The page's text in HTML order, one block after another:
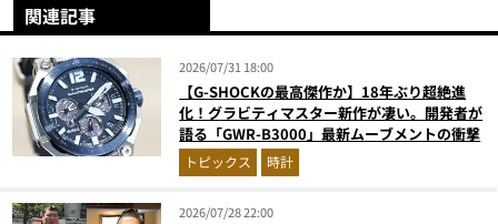
関連記事
2026/07/31 18:00
【G-SHOCKの最高傑作か】18年ぶり超絶進
化！グラビティマスター新作が凄い。開発者が
語る「GWR-B3000」最新ムーブメントの衝撃
トピックス 時計
2026/07/28 22:00